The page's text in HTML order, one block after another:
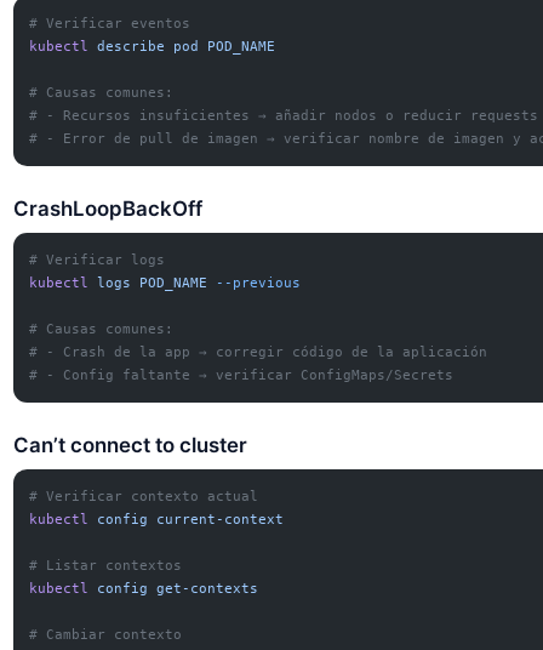
# Verificar eventos
kubectl
describe pod POD_NAME
# Causas comunes:
# - Recursos insuficientes → añadir nodos o reducir requests
# - Error de pull de imagen → verificar nombre de imagen y
CrashLoopBackOff
# Verificar logs
kubectl
logs POD_NAME --previous
# Causas comunes:
# - Crash de la app → corregir código de la aplicación
# - Config faltante → verificar ConfigMaps/Secrets
Can’t connect to cluster
# Verificar contexto actual
kubectl
config current-context
# Listar contextos
kubectl
config get-contexts
# Cambiar contexto